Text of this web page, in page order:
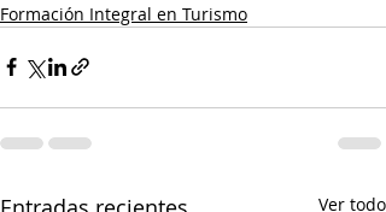
Formación Integral en Turismo
Ver todo